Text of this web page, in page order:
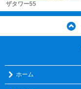
ザタワー55
ホーム